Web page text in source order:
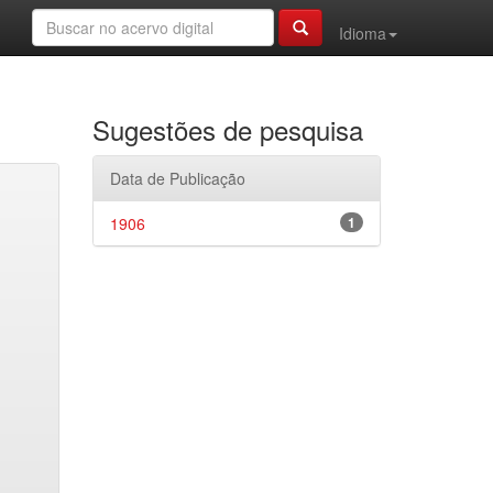
Idioma
Sugestões de pesquisa
Data de Publicação
1
1906